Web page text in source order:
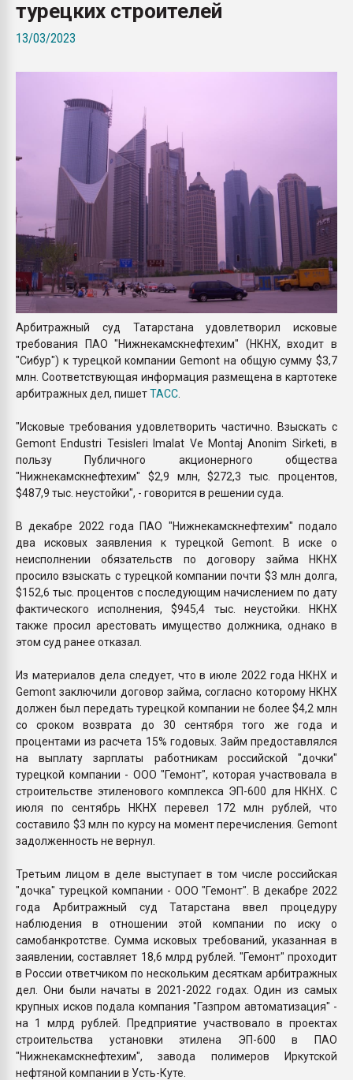
турецких строителей
13/03/2023
Арбитражный суд Татарстана удовлетворил исковые
требования ПАО "Нижнекамскнефтехим" (НКНХ, входит в
"Сибур") к турецкой компании Gemont на общую сумму $3,7
млн. Соответствующая информация размещена в картотеке
арбитражных дел, пишетТАСС
"Исковые требования удовлетворить частично. Взыскать с
Gemont Endustri Tesisleri Imalat Ve Montaj Anonim Sirketi, в
пользу Публичного акционерного общества
"Нижнекамскнефтехим" $2,9 млн, $272,3 тыс. процентов,
$487,9 тыс. неустойки", - говорится в решении суда.
В декабре 2022 года ПАО "Нижнекамскнефтехим" подало
два исковых заявления к турецкой Gemont. В иске о
неисполнении обязательств по договору займа НКНХ
просило взыскать с турецкой компании почти $3 млн долга,
$152,6 тыс. процентов с последующим начислением по дату
фактического исполнения, $945,4 тыс. неустойки. НКНХ
также просил арестовать имущество должника, однако в
этом суд ранее отказал.
Из материалов дела следует, что в июле 2022 года НКНХ и
Gemont заключили договор займа, согласно которому НКНХ
должен был передать турецкой компании не более $4,2 млн
со сроком возврата до 30 сентября того же года и
процентами из расчета 15% годовых. Займ предоставлялся
на выплату зарплаты работникам российской "дочки"
турецкой компании - ООО "Гемонт", которая участвовала в
строительстве этиленового комплекса ЭП-600 для НКНХ. С
июля по сентябрь НКНХ перевел 172 млн рублей, что
составило $3 млн по курсу на момент перечисления. Gemont
задолженность не вернул.
Третьим лицом в деле выступает в том числе российская
"дочка" турецкой компании - ООО "Гемонт". В декабре 2022
года Арбитражный суд Татарстана ввел процедуру
наблюдения в отношении этой компании по иску о
самобанкротстве. Сумма исковых требований, указанная в
заявлении, составляет 18,6 млрд рублей. "Гемонт" проходит
в России ответчиком по нескольким десяткам арбитражных
дел. Они были начаты в 2021-2022 годах. Один из самых
крупных исков подала компания "Газпром автоматизация" -
на 1 млрд рублей. Предприятие участвовало в проектах
строительства установки этилена ЭП-600 в ПАО
"Нижнекамскнефтехим", завода полимеров Иркутской
нефтяной компании в Усть-Куте.